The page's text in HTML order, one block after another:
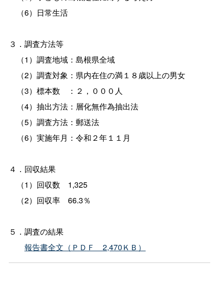
（6）日常生活
３．調査方法等
（1）調査地域：島根県全域
（2）調査対象：県内在住の満１８歳以上の男女
（3）標本数
：２，０００人
（4）抽出方法：層化無作為抽出法
（5）調査方法：郵送法
（6）実施年月：令和２年１１月
４．回収結果
（1）回収数 1,325
（2）回収率 66.3％
５．調査の結果
報告書全文（ＰＤ Ｆ 2,470ＫＢ）